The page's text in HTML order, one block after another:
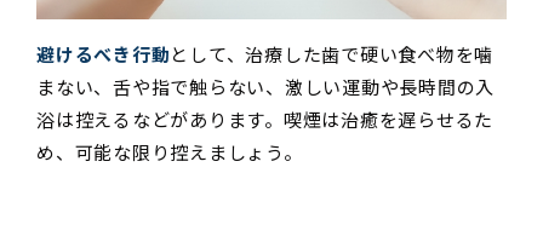
避けるべき行動として、治療した歯で硬い食べ物を噛
まない、舌や指で触らない、激しい運動や長時間の入
浴は控えるなどがあります。喫煙は治癒を遅らせるた
め、可能な限り控えましょう。